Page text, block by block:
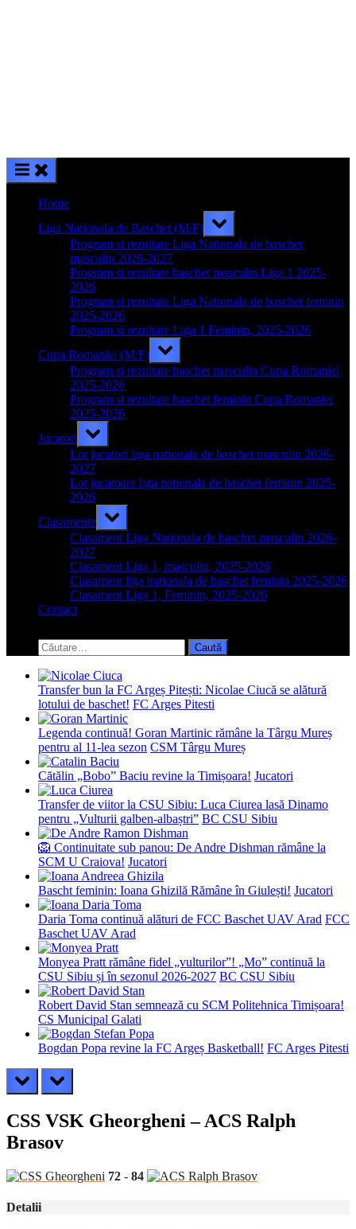
Home
Liga Nationala de Baschet (M/F)
Toggle
sub-
menu
Program si rezultate Liga Nationala de baschet
masculin 2026-2027
Program si rezultate baschet masculin Liga 1 2025-
2026
Program si rezultate Liga Nationala de baschet feminin
2025-2026
Program si rezultate Liga 1 Feminin, 2025-2026
Cupa Romaniei (M/F)
Toggle
sub-
menu
Program si rezultate baschet masculin Cupa Romaniei
2025-2026
Program si rezultate baschet feminin Cupa Romaniei
2025-2026
Jucatori
Toggle
sub-
menu
Lot jucatori liga nationala de baschet masculin 2026-
2027
Lot jucatoare liga nationala de baschet feminin 2025-
2026
Clasamente
Toggle
sub-
menu
Clasament Liga Nationala de baschet masculin 2026-
2027
Clasament Liga 1, masculin, 2025-2026
Clasament liga nationala de baschet feminin 2025-2026
Clasament Liga 1, Feminin, 2025-2026
Contact
search
form
Caută
după:
Transfer bun la FC Argeș Pitești: Nicolae Ciucă se alătură
lotului de baschet! FC Arges Pitesti
Legenda continuă! Goran Martinic rămâne la Târgu Mureș
pentru al 11-lea sezon CSM Târgu Mureș
Cătălin „Bobo” Baciu revine la Timișoara! Jucatori
Transfer de viitor la CSU Sibiu: Luca Ciurea lasă Dinamo
pentru „Vulturii galben-albaștri” BC CSU Sibiu
🦁 Continuitate sub panou: De Andre Dishman rămâne la
SCM U Craiova! Jucatori
Bascht feminin: Ioana Ghizilă Rămâne în Giulești! Jucatori
Daria Toma continuă alături de FCC Baschet UAV Arad FCC
Baschet UAV Arad
Monyea Pratt rămâne fidel „vulturilor”! „Mo” continuă la
CSU Sibiu și în sezonul 2026-2027 BC CSU Sibiu
Robert David Stan semnează cu SCM Politehnica Timișoara!
CS Municipal Galati
Bogdan Popa revine la FC Argeș Basketball! FC Arges Pitesti
prev next
CSS VSK Gheorgheni – ACS Ralph
Brasov
72 - 84
Detalii